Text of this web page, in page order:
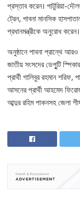
প্রস্তাব করেন। পাটুরিয়া-
ট্রেন, পাবনা মানসিক
প্রধানমন্ত্রীকে অনুরোধ
অনুষ্ঠানে পাবনা প্রান্থে
জাতীয় সংসদের ডেপুুটি
প্রার্থী গালিবুর রহমান
আসনের প্রার্থী আহমেদ
আব্দুর রহিম পাকনসহ জেলা